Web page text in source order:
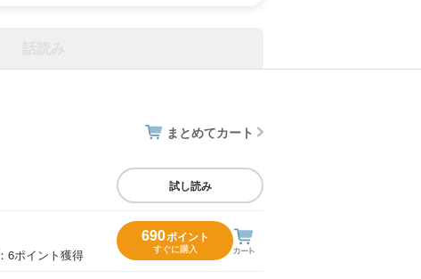
まとめてカート
試し読み
：6ポイント獲得
690ポイント
すぐに購入